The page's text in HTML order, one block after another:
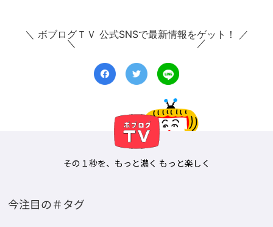
＼ ボブログＴＶ 公式SNSで最新情報をゲット！ ／
その１秒を、もっと濃く もっと楽しく
今注目の＃タグ